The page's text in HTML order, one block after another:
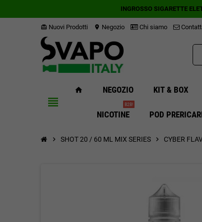
INGROSSO SIGARETTE
card_giftcard Nuovi Prodotti location_on Negozio Chi siamo
view_headline
home NEGOZIO KIT & BOX
NICOTINE
B2B!
POD
chevron_right SHOT 20 / 60 ML MIX SERIES chevron_right CYBER